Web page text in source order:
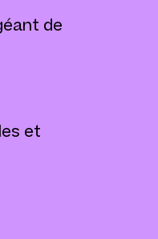
de
et